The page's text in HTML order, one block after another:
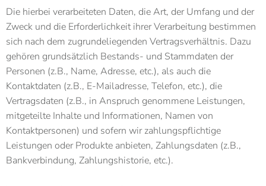
Die hierbei verarbeiteten Daten, die Art, der Umfang und der
Zweck und die Erforderlichkeit ihrer Verarbeitung bestimmen
sich nach dem zugrundeliegenden Vertragsverhältnis. Dazu
gehören grundsätzlich Bestands- und Stammdaten der
Personen (z.B., Name, Adresse, etc.), als auch die
Kontaktdaten (z.B., E-Mailadresse, Telefon, etc.), die
Vertragsdaten (z.B., in Anspruch genommene Leistungen,
mitgeteilte Inhalte und Informationen, Namen von
Kontaktpersonen) und sofern wir zahlungspflichtige
Leistungen oder Produkte anbieten, Zahlungsdaten (z.B.,
Bankverbindung, Zahlungshistorie, etc.).